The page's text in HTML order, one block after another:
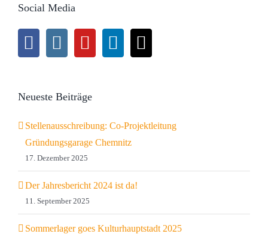
Social Media
Neueste Beiträge
Stellenausschreibung: Co-Projektleitung
Gründungsgarage Chemnitz
17. Dezember 2025
Der Jahresbericht 2024 ist da!
11. September 2025
Sommerlager goes Kulturhauptstadt 2025